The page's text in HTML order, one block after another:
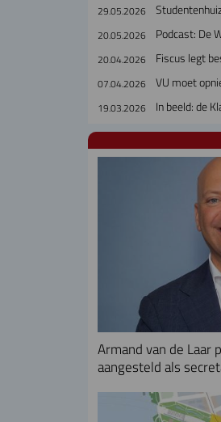
29.05.2026
20.05.2026 Podcast: De
20.04.2026 Fiscus legt
07.04.2026 VU moet
19.03.2026 In beeld: de
Armand van de Laar
aangesteld als